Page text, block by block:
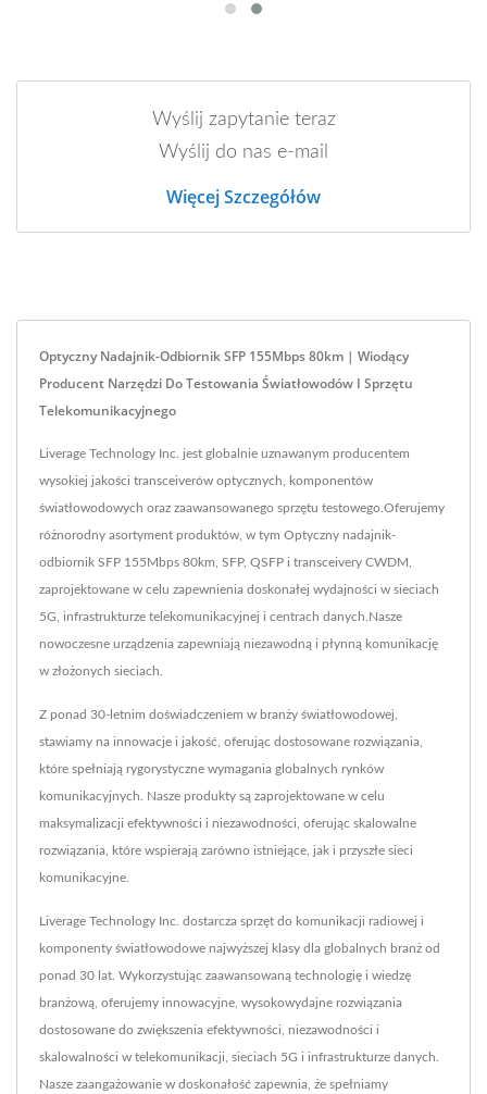
Wyślij zapytanie teraz
Wyślij do nas e-mail
Więcej Szczegółów
Optyczny Nadajnik-Odbiornik SFP 155Mbps 80km | Wiodący
Producent Narzędzi Do Testowania Światłowodów I Sprzętu
Telekomunikacyjnego
Liverage Technology Inc. jest globalnie uznawanym producentem
wysokiej jakości transceiverów optycznych, komponentów
światłowodowych oraz zaawansowanego sprzętu testowego.Oferujemy
różnorodny asortyment produktów, w tym Optyczny nadajnik-
odbiornik SFP 155Mbps 80km, SFP, QSFP i transceivery CWDM,
zaprojektowane w celu zapewnienia doskonałej wydajności w sieciach
5G, infrastrukturze telekomunikacyjnej i centrach danych.Nasze
nowoczesne urządzenia zapewniają niezawodną i płynną komunikację
w złożonych sieciach.
Z ponad 30-letnim doświadczeniem w branży światłowodowej,
stawiamy na innowacje i jakość, oferując dostosowane rozwiązania,
które spełniają rygorystyczne wymagania globalnych rynków
komunikacyjnych. Nasze produkty są zaprojektowane w celu
maksymalizacji efektywności i niezawodności, oferując skalowalne
rozwiązania, które wspierają zarówno istniejące, jak i przyszłe sieci
komunikacyjne.
Liverage Technology Inc. dostarcza sprzęt do komunikacji radiowej i
komponenty światłowodowe najwyższej klasy dla globalnych branż od
ponad 30 lat. Wykorzystując zaawansowaną technologię i wiedzę
branżową, oferujemy innowacyjne, wysokowydajne rozwiązania
dostosowane do zwiększenia efektywności, niezawodności i
skalowalności w telekomunikacji, sieciach 5G i infrastrukturze danych.
Nasze zaangażowanie w doskonałość zapewnia, że spełniamy